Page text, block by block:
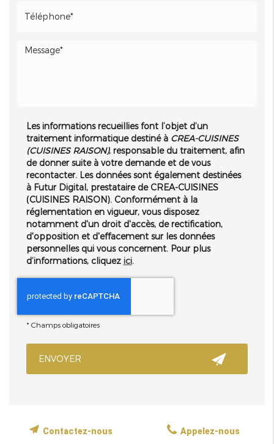
Les informations recueillies font l’objet d’un
traitement informatique destiné àCREA-CUISINES
(CUISINES RAISON), responsable du traitement, afin
de donner suite à votre demande et de vous
recontacter. Les données sont également destinées
à Futur Digital, prestataire de CREA-CUISINES
(CUISINES RAISON). Conformément à la
réglementation en vigueur, vous disposez
notamment d'un droit d'accès, de rectification,
d'opposition et d'effacement sur les données
personnelles qui vous concernent. Pour plus
d’informations, cliquez ici.
* Champs obligatoires
Appelez-nous
Contactez-nous